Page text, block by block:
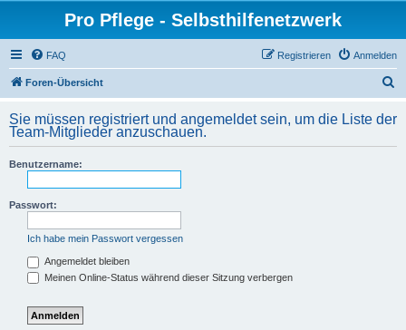
Pro Pflege - Selbsthilfenetzwerk
FAQ Anmelden
Registrieren
Foren-Übersicht
h
Sie müssen registriert und angemeldet sein, um die Liste der
Team-Mitglieder anzuschauen.
Benutzername:
Passwort:
Ich habe mein Passwort vergessen
Angemeldet bleiben
Meinen Online-Status während dieser Sitzung verbergen